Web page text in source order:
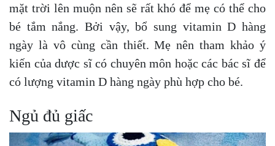
mặt trời lên muộn nên sẽ rất khó để mẹ có thể cho
bé tắm nắng. Bởi vậy, bổ sung vitamin D hàng
ngày là vô cùng cần thiết. Mẹ nên tham khảo ý
kiến của dược sĩ có chuyên môn hoặc các bác sĩ để
có lượng vitamin D hàng ngày phù hợp cho bé.
Ngủ đủ giấc